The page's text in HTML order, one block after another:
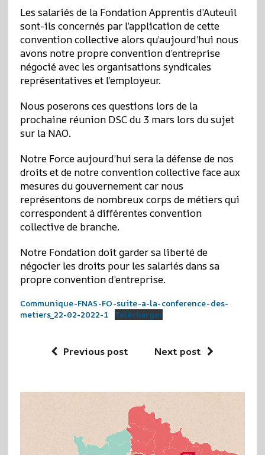
Les salariés de la Fondation Apprentis d’Auteuil
sont-ils concernés par l’application de cette
convention collective alors qu’aujourd’hui nous
avons notre propre convention d’entreprise
négocié avec les organisations syndicales
représentatives et l’employeur.
Nous poserons ces questions lors de la
prochaine réunion DSC du 3 mars lors du sujet
sur la NAO.
Notre Force aujourd’hui sera la défense de nos
droits et de notre convention collective face aux
mesures du gouvernement car nous
représentons de nombreux corps de métiers qui
correspondent à différentes convention
collective de branche.
Notre Fondation doit garder sa liberté de
négocier les droits pour les salariés dans sa
propre convention d’entreprise.
Communique-FNAS-FO-suite-a-la-conference-des-
metiers_22-02-2022-1
Télécharger
Previous post Next post